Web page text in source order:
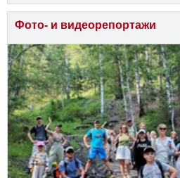
Фото- и видеорепортажи